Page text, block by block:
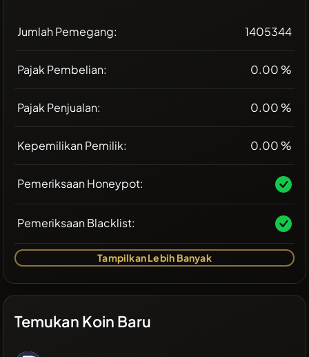
Jumlah Pemegang: 1405344
Pajak Pembelian: 0.00 %
Pajak Penjualan: 0.00 %
Kepemilikan Pemilik: 0.00 %
Pemeriksaan Honeypot:
Pemeriksaan Blacklist:
Tampilkan Lebih Banyak
Temukan Koin Baru